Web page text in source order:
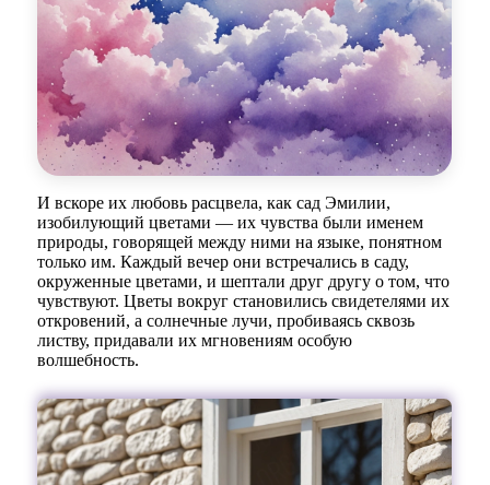
И вскоре их любовь расцвела, как сад Эмилии,
изобилующий цветами — их чувства были именем
природы, говорящей между ними на языке, понятном
только им. Каждый вечер они встречались в саду,
окруженные цветами, и шептали друг другу о том, что
чувствуют. Цветы вокруг становились свидетелями их
откровений, а солнечные лучи, пробиваясь сквозь
листву, придавали их мгновениям особую
волшебность.